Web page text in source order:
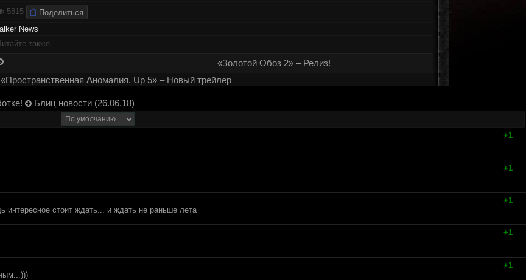
5815
Поделиться
News
также
«Золотой Обоз 2» – Релиз!
«Пространственная Аномалия. Up 5» – Новый трейлер
Блиц новости (26.06.18)
+1
+1
+1
интересное стоит ждать... и ждать не раньше лета
+1
+1